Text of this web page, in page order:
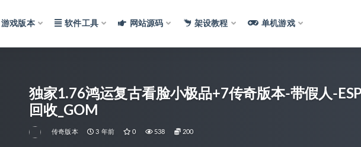
游戏版本 软件工具 网站源码 架设教程 单机游戏
独家1.76鸿运复古看脸小极品+7传奇版本-带假人-
回收_GOM
传奇版本 3 年前 0 538 200